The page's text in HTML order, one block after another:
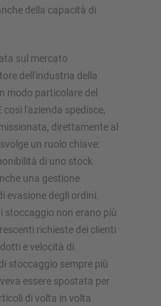
della capacità di
sul mercato
dell'industria della
modo particolare del
l'azienda spedisce,
direttamente al
un ruolo chiave:
di uno stock
una gestione
evasione degli ordini.
stoccaggio non erano più
richieste dei clienti
e velocità di
stoccaggio sempre più
essere spostata per
di volta in volta
scaffalatura con il nostro